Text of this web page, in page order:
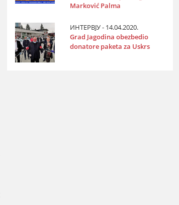
Marković Palma
ИНТЕРВЈУ - 14.04.2020.
Grad Јagodina obezbedio
donatore paketa za Uskrs